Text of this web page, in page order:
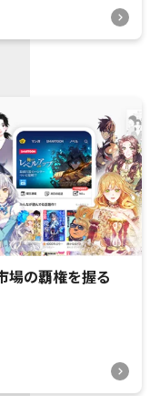
場の覇権を握る